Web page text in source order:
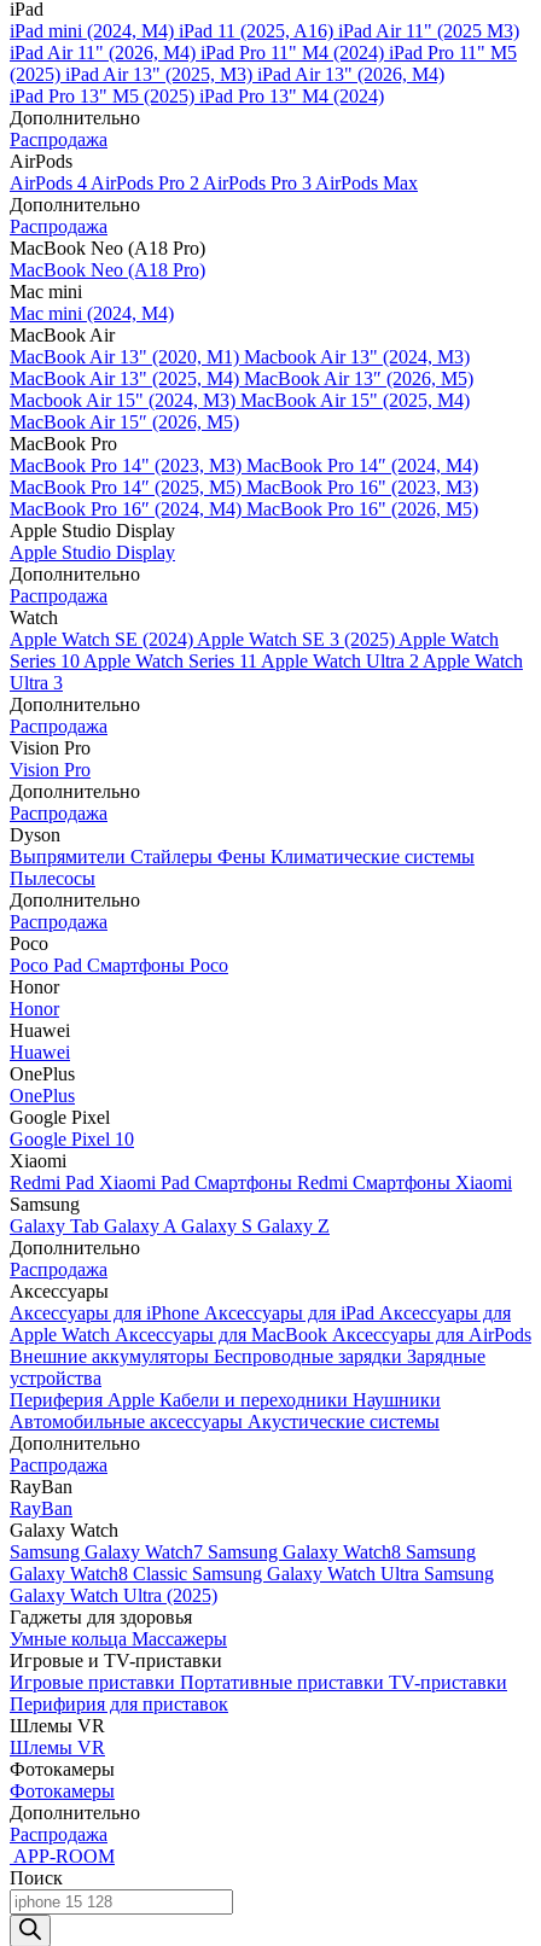
iPad
iPad mini (2024, M4) iPad 11 (2025, A16) iPad Air 11" (2025 M3)
iPad Air 11" (2026, M4) iPad Pro 11" M4 (2024) iPad Pro 11" M5
(2025) iPad Air 13" (2025, M3) iPad Air 13" (2026, M4)
iPad Pro 13" M5 (2025) iPad Pro 13" M4 (2024)
Дополнительно
Распродажа
AirPods
AirPods 4 AirPods Pro 2 AirPods Pro 3 AirPods Max
Дополнительно
Распродажа
MacBook Neo (A18 Pro)
MacBook Neo (A18 Pro)
Mac mini
Mac mini (2024, M4)
MacBook Air
MacBook Air 13" (2020, M1) Macbook Air 13" (2024, M3)
MacBook Air 13" (2025, M4) MacBook Air 13″ (2026, M5)
Macbook Air 15" (2024, M3) MacBook Air 15" (2025, M4)
MacBook Air 15″ (2026, M5)
MacBook Pro
MacBook Pro 14" (2023, M3) MacBook Pro 14″ (2024, M4)
MacBook Pro 14″ (2025, M5) MacBook Pro 16" (2023, M3)
MacBook Pro 16″ (2024, M4) MacBook Pro 16" (2026, M5)
Apple Studio Display
Apple Studio Display
Дополнительно
Распродажа
Watch
Apple Watch SE (2024) Apple Watch SE 3 (2025) Apple Watch
Series 10 Apple Watch Series 11 Apple Watch Ultra 2 Apple Watch
Ultra 3
Дополнительно
Распродажа
Vision Pro
Vision Pro
Дополнительно
Распродажа
Dyson
Выпрямители Стайлеры Фены Климатические системы
Пылесосы
Дополнительно
Распродажа
Poco
Poco Pad Смартфоны Poco
Honor
Honor
Huawei
Huawei
OnePlus
OnePlus
Google Pixel
Google Pixel 10
Xiaomi
Redmi Pad Xiaomi Pad Смартфоны Redmi Смартфоны Xiaomi
Samsung
Galaxy Tab Galaxy A Galaxy S Galaxy Z
Дополнительно
Распродажа
Аксессуары
Аксессуары для iPhone Аксессуары для iPad Аксессуары для
Apple Watch Аксессуары для MacBook Аксессуары для AirPods
Внешние аккумуляторы Беспроводные зарядки Зарядные
устройства
Периферия Apple Кабели и переходники Наушники
Автомобильные аксессуары Акустические системы
Дополнительно
Распродажа
RayBan
RayBan
Galaxy Watch
Samsung Galaxy Watch7 Samsung Galaxy Watch8 Samsung
Galaxy Watch8 Classic Samsung Galaxy Watch Ultra Samsung
Galaxy Watch Ultra (2025)
Гаджеты для здоровья
Умные кольца Массажеры
Игровые и TV-приставки
Игровые приставки Портативные приставки TV-приставки
Перифирия для приставок
Шлемы VR
Шлемы VR
Фотокамеры
Фотокамеры
Дополнительно
Распродажа
APP-ROOM
Поиск
Поиск
товаров